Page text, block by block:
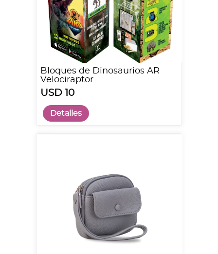
Bloques de Dinosaurios AR
Velociraptor
USD 10
Detalles